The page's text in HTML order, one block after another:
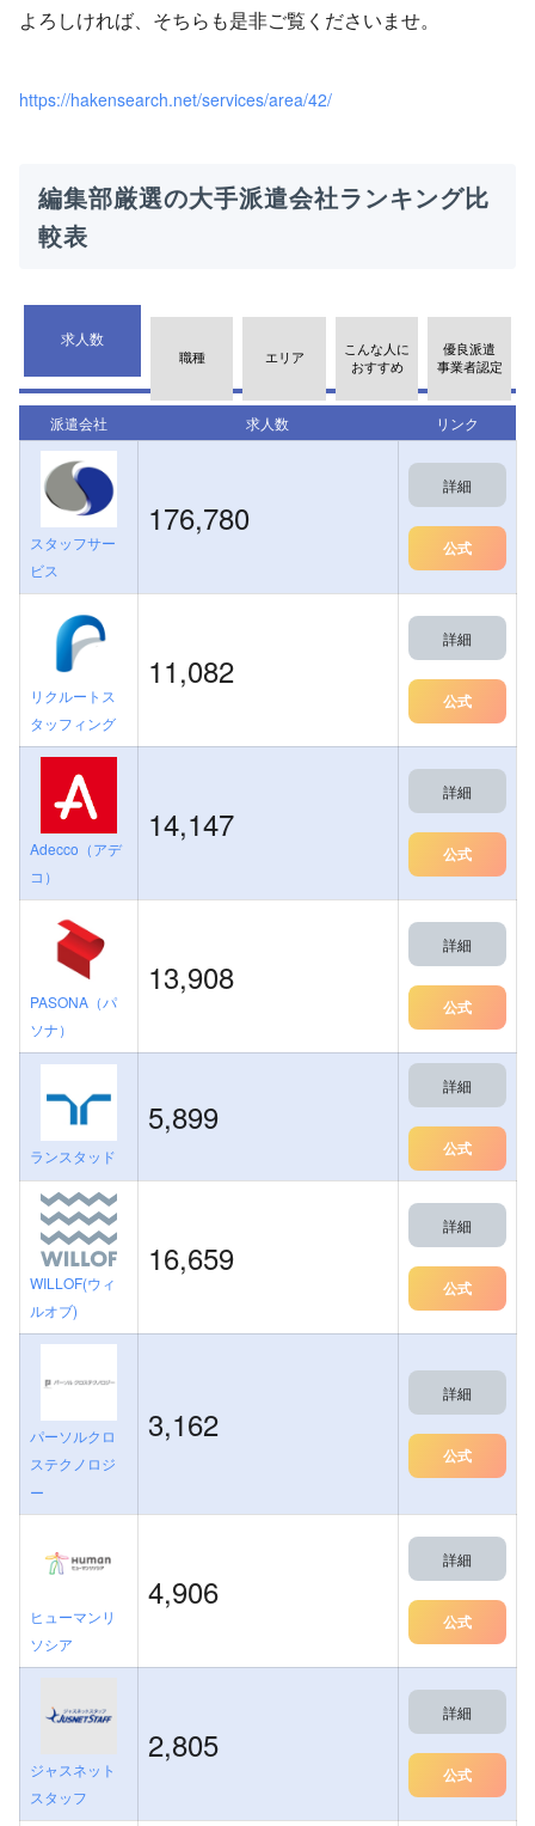
よろしければ、そちらも是非ご覧くださいませ。
https://hakensearch.net/services/area/42/
編集部厳選の大手派遣会社ランキング比
較表
求人数
職種 エリア
こんな人に
おすすめ
優良派遣
事業者認定
派遣会社 求人数 リンク
スタッフサー
ビス
176,780
詳細
公式
リクルートス
タッフィング
11,082
詳細
公式
Adecco（アデ
コ）
14,147
詳細
公式
PASONA（パ
ソナ）
13,908
詳細
公式
ランスタッド
5,899
詳細
公式
WILLOF(ウィ
ルオブ)
16,659
詳細
公式
パーソルクロ
ステクノロジ
ー
3,162
詳細
公式
ヒューマンリ
ソシア
4,906
詳細
公式
ジャスネット
スタッフ
2,805
詳細
公式